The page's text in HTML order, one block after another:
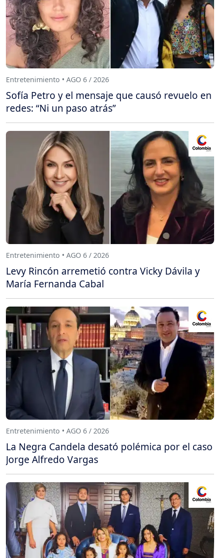
Entretenimiento • AGO 6 / 2026
Sofía Petro y el mensaje que causó revuelo en
redes: “Ni un paso atrás”
Entretenimiento • AGO 6 / 2026
Levy Rincón arremetió contra Vicky Dávila y
María Fernanda Cabal
Entretenimiento • AGO 6 / 2026
La Negra Candela desató polémica por el caso
Jorge Alfredo Vargas